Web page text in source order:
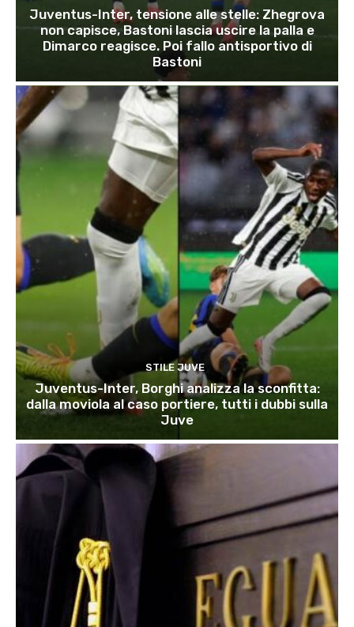
Juventus-Inter, tensione alle stelle: Zhegrova
non capisce, Bastoni lascia uscire la palla e
Dimarco reagisce. Poi fallo antisportivo di
Bastoni
STILE JUVE
Juventus-Inter, Borghi analizza la sconfitta:
dalla moviola al caso portiere, tutti i dubbi sulla
Juve